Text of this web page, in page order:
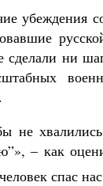
убеждения
сделали ни
не
– как
спас